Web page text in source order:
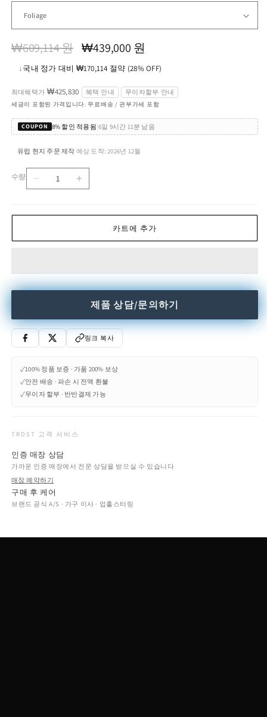
정
₩609,114 원
할
가
₩439,000 원
↓국내 정가 대비 ₩170,114 절약 (28% OFF)
최대혜택가 ₩425,830 혜택 안내 무이자할부 안내
세금이 포함된 가격입니다. 무료배송 / 관부가세 포함
COUPON 8% 할인 적용됨 |6일 9시간 11분 남음
유럽 현지 주문 제작 예상 도착: 2026년 12월
수량
VELI
lamp
줄
VELI
lamp
늘
림
카트에 추가
제품 상담/문의하기
링크 복사
✓100% 정품 보증 · 가품 200% 보상
✓안전 배송 · 파손 시 전액 환불
✓무이자 할부 · 반반결제 가능
TRDST 고객 서비스
인증 매장 상담
가까운 인증 매장에서 전문 상담을 받으실 수 있습니다
매장 예약하기
구매 후 케어
브랜드 공식 A/S · 가구 이사 · 업홀스터링